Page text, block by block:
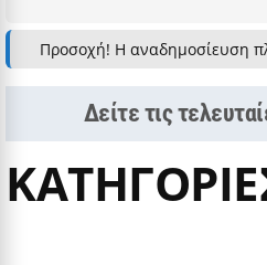
Προσοχή! Η αναδημοσίευση
Δείτε τις